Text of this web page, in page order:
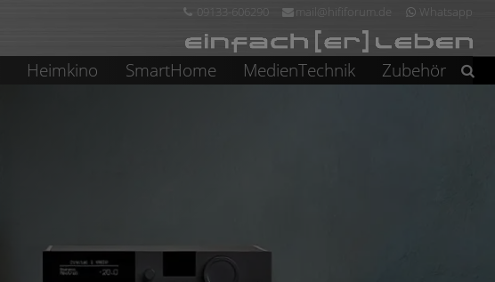
09133-606290 mail@hififorum.de Whatsapp
Heimkino SmartHome MedienTechnik Zubehör
Suchen